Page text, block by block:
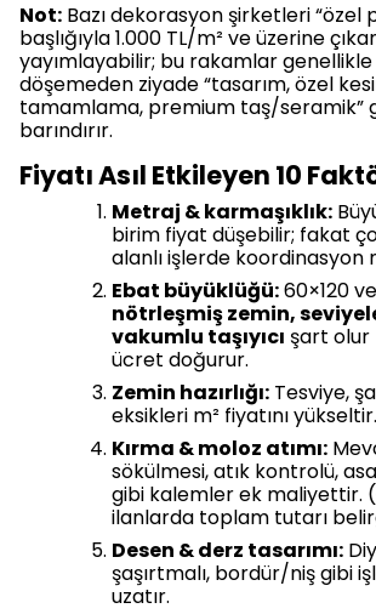
Not: Bazı dekorasyon şirketleri “özel
başlığıyla 1.000 TL/m² ve üzerine
yayımlayabilir; bu rakamlar
döşemeden ziyade “tasarım, özel
tamamlama, premium taş/seramik”
barındırır.
Fiyatı Asıl Etkileyen 10
Metraj & karmaşıklık:
birim fiyat düşebilir; fakat
alanlı işlerde koordinasyon
Ebat büyüklüğü:60×120
nötrleşmiş zemin,
vakumlu taşıyıcı şart
ücret doğurur.
Zemin hazırlığı: Tesviye,
eksikleri m² fiyatını yükseltir.
Kırma & moloz atımı:
sökülmesi, atık kontrolü,
gibi kalemler ek maliyettir.
ilanlarda toplam tutarı
Desen & derz tasarımı:
şaşırtmalı, bordür/niş gibi
uzatır.